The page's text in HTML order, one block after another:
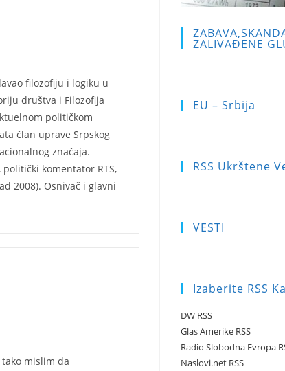
filozofiju i logiku u
društva i Filozofija
političkom
član uprave Srpskog
značaja.
komentator RTS,
2008). Osnivač i glavni
mislim da
ZALIVAĐENE
EU – Srbija
RSS Ukrštene
VESTI
Izaberite RSS
DW RSS
Glas Amerike RSS
Radio Slobodna Evropa
Naslovi.net RSS